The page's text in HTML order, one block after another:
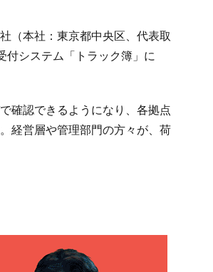
（本社：東京都中央区、代表取
付システム「トラック簿」に
確認できるようになり、各拠点
経営層や管理部門の方々が、荷